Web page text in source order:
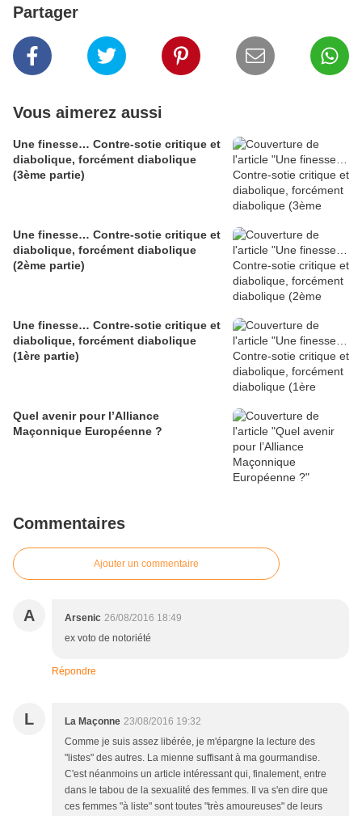
Partager
Vous aimerez aussi
Une finesse… Contre-sotie critique et
diabolique, forcément diabolique
(3ème partie)
Une finesse… Contre-sotie critique et
diabolique, forcément diabolique
(2ème partie)
Une finesse… Contre-sotie critique et
diabolique, forcément diabolique
(1ère partie)
Quel avenir pour l’Alliance
Maçonnique Européenne ?
Commentaires
Ajouter un commentaire
A Arsenic 26/08/2016 18:49
ex voto de notoriété
Répondre
L La Maçonne 23/08/2016 19:32
Comme je suis assez libérée, je m'épargne la lecture des
"listes" des autres. La mienne suffisant à ma gourmandise.
C'est néanmoins un article intéressant qui, finalement, entre
dans le tabou de la sexualité des femmes. Il va s'en dire que
ces femmes "à liste" sont toutes "très amoureuses" de leurs